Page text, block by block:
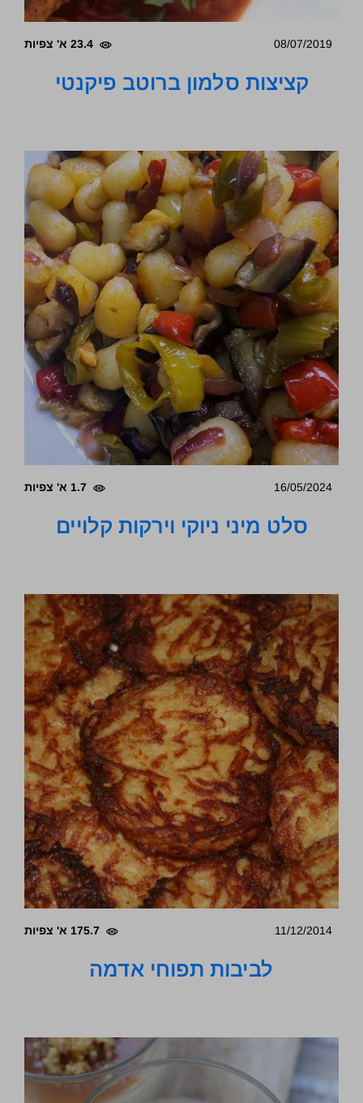
08/07/2019 23.4 א' צפיות
קציצות סלמון ברוטב פיקנטי
16/05/2024 1.7 א' צפיות
סלט מיני ניוקי וירקות קלויים
11/12/2014 175.7 א' צפיות
לביבות תפוחי אדמה